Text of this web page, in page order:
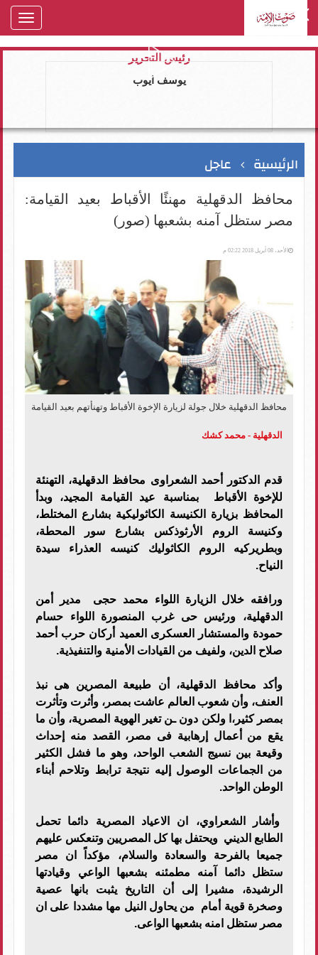
رئيس التحرير
يوسف ايوب
الرئيسية عاجل
محافظ الدقهلية مهنئًا الأقباط بعيد القيامة:
مصر ستظل آمنه بشعبها (صور)
الأحد، 08 أبريل 2018 02:22 م
محافظ الدقهلية خلال جولة لزيارة الإخوة الأقباط وتهنأتهم بعيد القيامة
الدقهلية - محمد كشك
قدم الدكتور أحمد الشعراوى محافظ الدقهلية، التهنئة
للإخوة الأقباط بمناسبة عيد القيامة المجيد، وبدأ
المحافظ بزيارة الكنيسة الكاثوليكية بشارع المختلط،
وكنيسة الروم الأرثوذكس بشارع سور المحطة،
وبطريركيه الروم الكاثوليك كنيسه العذراء سيدة
النياح.
ورافقه خلال الزيارة اللواء محمد حجى مدير أمن
الدقهلية، ورئيس حى غرب المنصورة اللواء حسام
حمودة والمستشار العسكرى العميد أركان حرب أحمد
صلاح الدين، ولفيف من القيادات الأمنية والتنفيذية.
وأكد محافظ الدقهلية، أن طبيعة المصرين هى نبذ
العنف، وأن شعوب العالم عاشت بمصر، وأثرت وتأثرت
بمصر كثير،ا ولكن دون ـن تغير الهوية المصرية، وأن ما
يقع من أعمال إرهابية فى مصر، القصد منه إحداث
وقيعة بين نسيج الشعب الواحد، وهو ما فشل الكثير
من الجماعات الوصول إليه نتيجة ترابط وتلاحم أبناء
الوطن الواحد.
وأشار الشعراوي، ان الاعياد المصرية دائما تحمل
الطابع الديني ويحتفل بها كل المصريين وتنعكس عليهم
جميعا بالفرحة والسعادة والسلام، مؤكداً ان مصر
ستظل دائما آمنه مطمئنه بشعبها الواعي وقيادتها
الرشيدة، مشيرا إلى أن التاريخ يثبت بانها عصية
وصخرة قوية أمام من يحاول النيل مها مشددا على ان
مصر ستظل امنه بشعبها الواعى.